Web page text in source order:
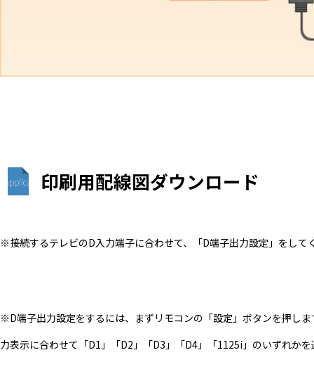
application/pdf印刷用配線図ダウンロード
※接続するテレビのD入力端子に合わせて、「D端子出力設定」をして
※D端子出力設定をするには、まずリモコンの「設定」ボタンを押し
力表示に合わせて「D1」「D2」「D3」「D4」「1125i」のいずれか